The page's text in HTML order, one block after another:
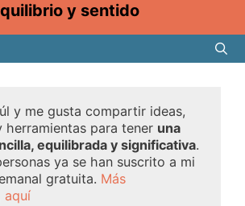
y sentido
y me gusta compartir ideas,
herramientas para tener una
equilibrada y significativa.
ya se han suscrito a mi
gratuita. Más
aquí